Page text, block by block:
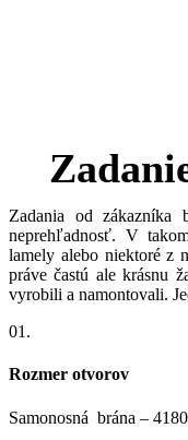
Zadania od zákazníka
neprehľadnosť. V
lamely alebo niektoré z
práve častú ale krásnu
vyrobili a namontovali.
01.
Rozmer otvorov
Samonosná brána –